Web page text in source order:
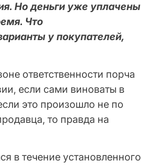
Но деньги уже уплачены
Что
у покупателей,
ответственности порча
если сами виноваты в
это произошло не по
то правда на
в течение установленного